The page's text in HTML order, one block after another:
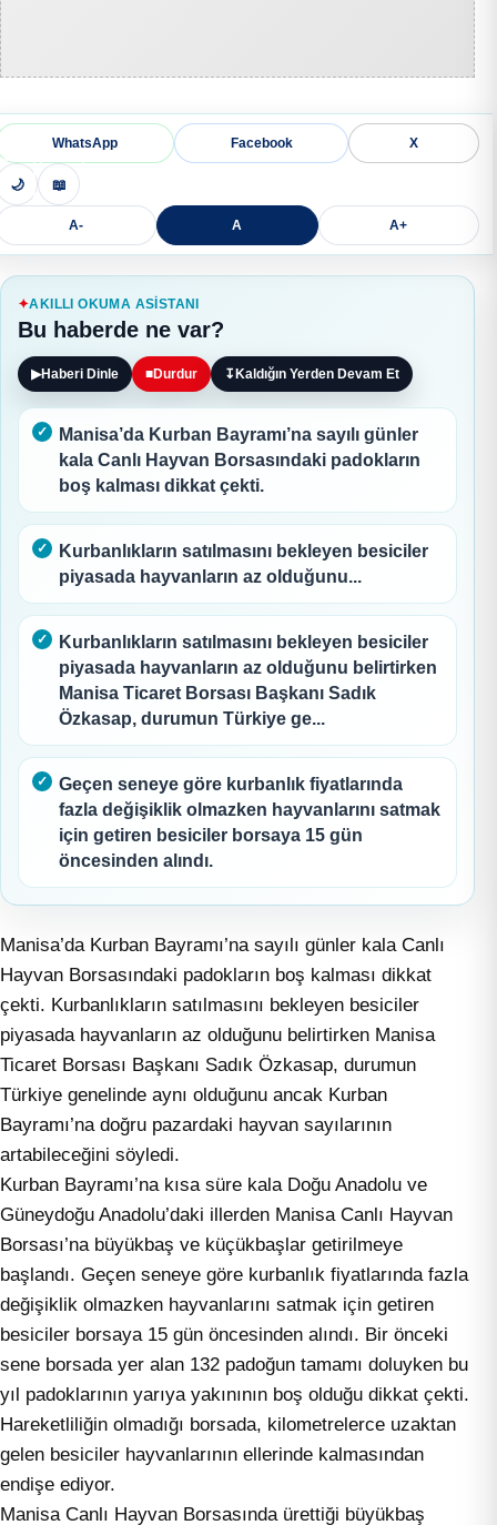
WhatsApp Facebook X
🌙 📖
A- A A+
AKILLI OKUMA ASISTANI
Bu haberde ne var?
▶Haberi Dinle ■Durdur ↧ Kaldığın Yerden Devam Et
Manisa’da Kurban Bayramı’na sayılı günler
kala Canlı Hayvan Borsasındaki padokların
boş kalması dikkat çekti.
Kurbanlıkların satılmasını bekleyen besiciler
piyasada hayvanların az olduğunu...
Kurbanlıkların satılmasını bekleyen besiciler
piyasada hayvanların az olduğunu belirtirken
Manisa Ticaret Borsası Başkanı Sadık
Özkasap, durumun Türkiye ge...
Geçen seneye göre kurbanlık fiyatlarında
fazla değişiklik olmazken hayvanlarını satmak
için getiren besiciler borsaya 15 gün
öncesinden alındı.
Manisa’da Kurban Bayramı’na sayılı günler kala Canlı
Hayvan Borsasındaki padokların boş kalması dikkat
çekti. Kurbanlıkların satılmasını bekleyen besiciler
piyasada hayvanların az olduğunu belirtirken Manisa
Ticaret Borsası Başkanı Sadık Özkasap, durumun
Türkiye genelinde aynı olduğunu ancak Kurban
Bayramı’na doğru pazardaki hayvan sayılarının
artabileceğini söyledi.
Kurban Bayramı’na kısa süre kala Doğu Anadolu ve
Güneydoğu Anadolu’daki illerden Manisa Canlı Hayvan
Borsası’na büyükbaş ve küçükbaşlar getirilmeye
başlandı. Geçen seneye göre kurbanlık fiyatlarında fazla
değişiklik olmazken hayvanlarını satmak için getiren
besiciler borsaya 15 gün öncesinden alındı. Bir önceki
sene borsada yer alan 132 padoğun tamamı doluyken bu
yıl padoklarının yarıya yakınının boş olduğu dikkat çekti.
Hareketliliğin olmadığı borsada, kilometrelerce uzaktan
gelen besiciler hayvanlarının ellerinde kalmasından
endişe ediyor.
Manisa Canlı Hayvan Borsasında ürettiği büyükbaş